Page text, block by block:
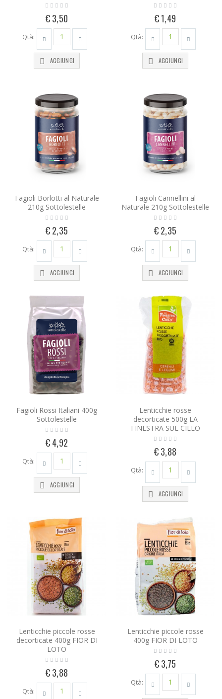
€ 3,50
Qtà:
AGGIUNGI
€ 1,49
Qtà:
AGGIUNGI
Fagioli Borlotti al Naturale
210g Sottolestelle
€ 2,35
Qtà:
AGGIUNGI
Fagioli Cannellini al
Naturale 210g Sottolestelle
€ 2,35
Qtà:
AGGIUNGI
Fagioli Rossi Italiani 400g
Sottolestelle
€ 4,92
Qtà:
AGGIUNGI
Lenticchie rosse
decorticate 500g LA
FINESTRA SUL CIELO
€ 3,88
Qtà:
AGGIUNGI
Lenticchie piccole rosse
decorticate 400g FIOR DI
LOTO
€ 3,88
Qtà:
Lenticchie piccole rosse
400g FIOR DI LOTO
€ 3,75
Qtà: